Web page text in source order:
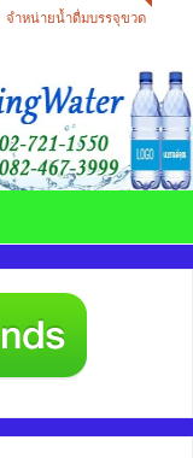
จำหน่ายน้ำดื่มบรรจุขวด